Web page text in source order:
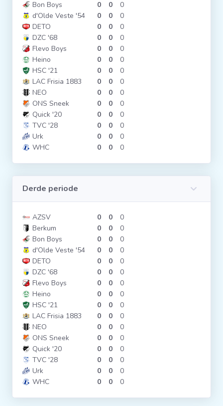
Bon Boys
0 0
0
d'Olde Veste '54
0 0
0
DETO
0 0
0
DZC '68
0 0
0
Flevo Boys
0 0
0
Heino
0 0
0
HSC '21
0 0
0
LAC Frisia 1883
0 0
0
NEO
0 0
0
ONS Sneek
0 0
0
Quick '20
0 0
0
TVC '28
0 0
0
Urk
0 0
0
WHC
0 0 0
Derde periode
AZSV 0 0
0
Berkum
0 0
0
Bon Boys
0 0
0
d'Olde Veste '54
0 0
0
DETO
0 0
0
DZC '68
0 0
0
Flevo Boys
0 0
0
Heino
0 0
0
HSC '21
0 0
0
LAC Frisia 1883
0 0
0
NEO
0 0
0
ONS Sneek
0 0
0
Quick '20
0 0
0
TVC '28
0 0
0
Urk
0 0
0
WHC
0 0 0